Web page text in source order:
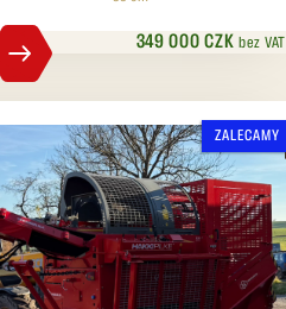
349 000 CZKbez VAT
ZALECAMY